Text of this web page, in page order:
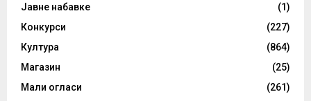
Јавне набавке
(1)
Конкурси
(227)
Култура
(864)
Магазин
(25)
Мали огласи
(261)